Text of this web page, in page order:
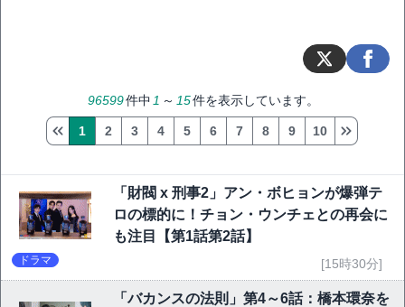
96599件中 1 ～ 15件を表示しています。
1 2 3 4 5 6 7 8 9 10
「財閥 x 刑事2」アン・ボヒョンが爆弾テ
ロの標的に！チョン・ウンチェとの再会に
も注目【第1話第2話】
ドラマ [15時30分]
「バカンスの法則」第4～6話：橋本環奈を